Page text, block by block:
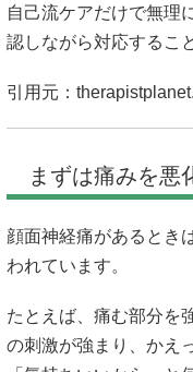
自己流ケアだけで無理
認しながら対応するこ
引用元：
まずは痛みを悪
顔面神経痛があるとき
われています。
たとえば、痛む部分を
の刺激が強まり、かえ